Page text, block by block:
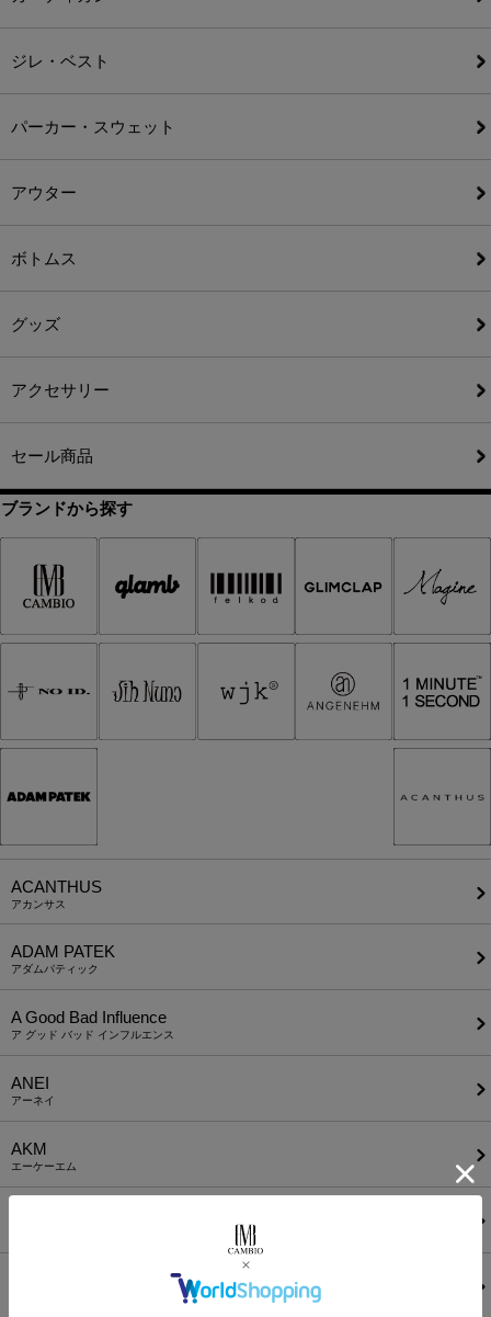
ジレ・ベスト
パーカー・スウェット
アウター
ボトムス
グッズ
アクセサリー
セール商品
ブランドから探す
ACANTHUS
アカンサス
ADAM PATEK
アダムパティック
A Good Bad Influence
ア グッド バッド インフルエンス
ANEI
アーネイ
AKM
エーケーエム